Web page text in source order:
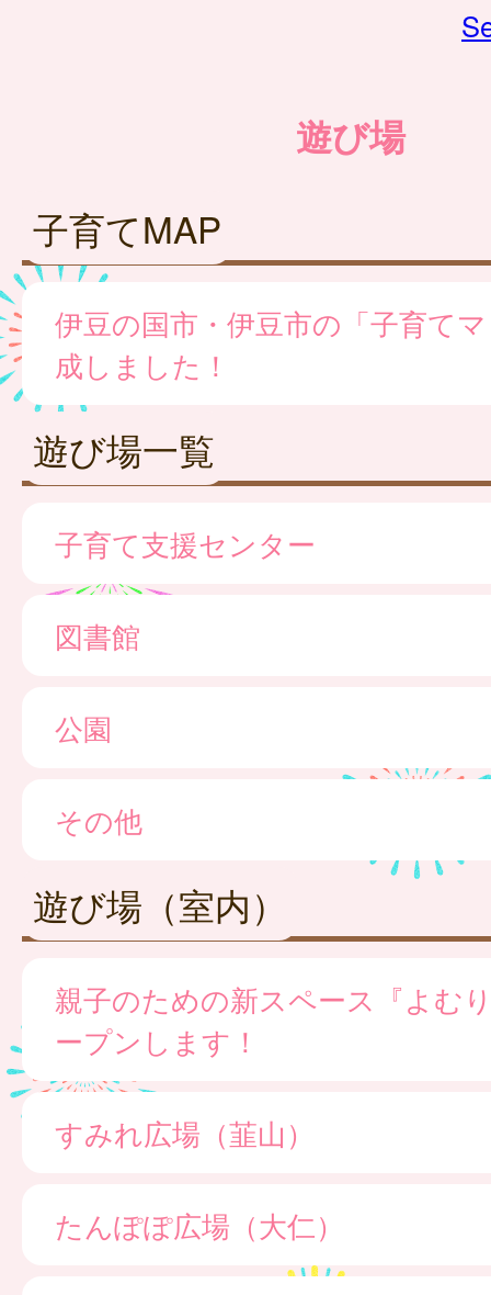
遊び場
子育てMAP
伊豆の国市・伊豆市の「子育て
成しました！
遊び場一覧
子育て支援センター
図書館
公園
その他
遊び場（室内）
親子のための新スペース『よむ
ープンします！
すみれ広場（韮山）
たんぽぽ広場（大仁）